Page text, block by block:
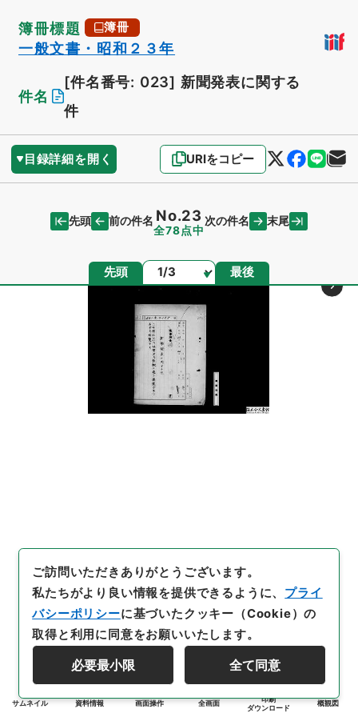
簿冊標題 簿冊
一般文書・昭和２３年
件名
[件名番号: 023] 新聞発表に関する
件
目録詳細を開く URIをコピー
先頭 前の件名 No.23
全78点中
次の件名 末尾
先頭 ページ 最後
サムネイル 資料情報 画面操作 全画面
印刷
ダウンロード
概観図
ご訪問いただきありがとうございます。
私たちがより良い情報を提供できるように、 プライ
バシーポリシーに基づいたクッキー（Cookie）の
取得と利用に同意をお願いいたします。
必要最小限 全て同意